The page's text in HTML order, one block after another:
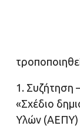
1. Συζήτηση
«Σχέδιο
Υλών (ΑΕΠΥ)